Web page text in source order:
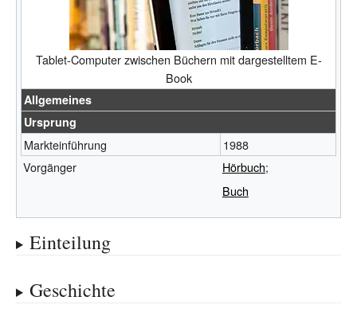
Tablet-Computer zwischen Büchern mit dargestelltem E-
Book
Allgemeines
Ursprung
Markteinführung
1988
Vorgänger
Hörbuch;
Buch
Einteilung
Geschichte